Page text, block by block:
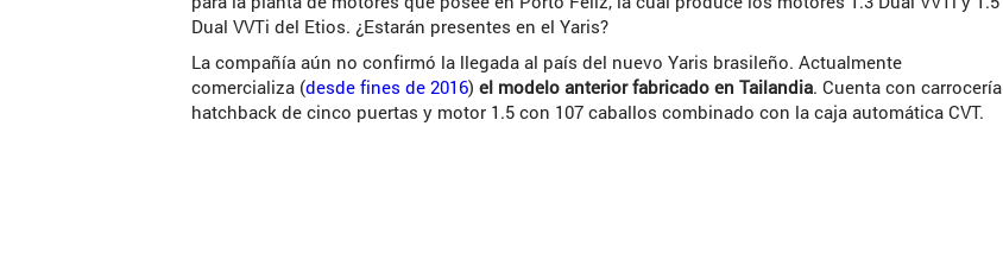
Dual VVTi del Etios. ¿Estarán presentes en el Yaris?
La compañía aún no confirmó la llegada al país del nuevo Yaris brasileño. Actualmente
comercializa (desde fines de 2016)el modelo anterior fabricado en Tailandia. Cuenta con carrocería
hatchback de cinco puertas y motor 1.5 con 107 caballos combinado con la caja automática CVT.